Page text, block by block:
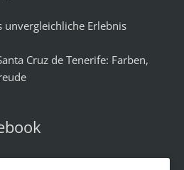
unvergleichliche Erlebnis
Cruz de Tenerife: Farben,